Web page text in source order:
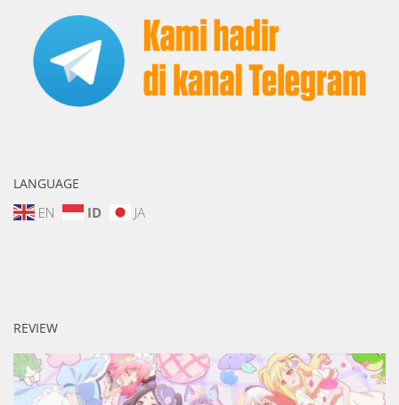
LANGUAGE
EN ID JA
REVIEW